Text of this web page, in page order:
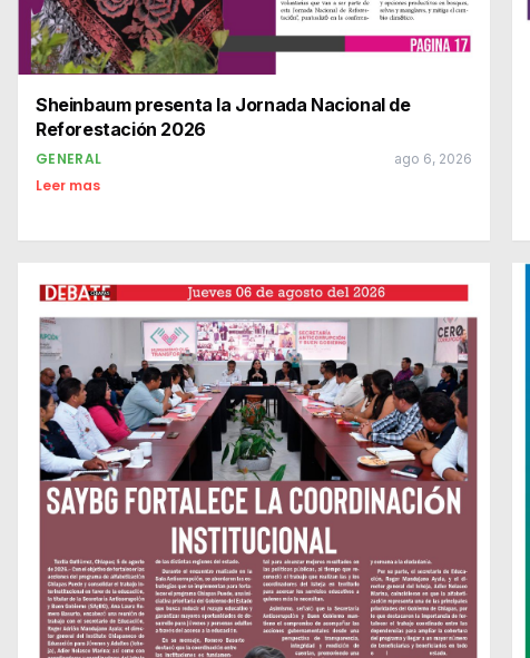
Sheinbaum presenta la Jornada Nacional de
Reforestación 2026
GENERAL ago 6, 2026
Leer mas